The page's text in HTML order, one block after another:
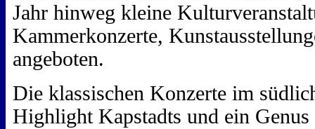
Jahr hinweg kleine
Kammerkonzerte,
angeboten.
Die klassischen Konzerte im
Highlight Kapstadts und ein